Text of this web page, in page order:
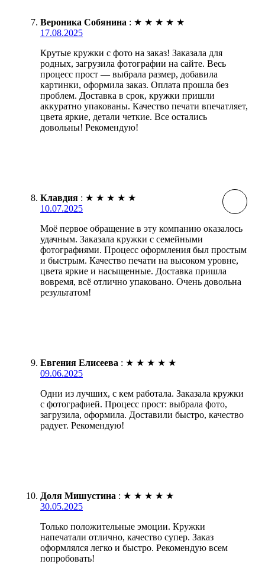
Вероника Собянина : ★ ★ ★ ★ ★
17.08.2025
Крутые кружки с фото на заказ! Заказала для
родных, загрузила фотографии на сайте. Весь
процесс прост — выбрала размер, добавила
картинки, оформила заказ. Оплата прошла без
проблем. Доставка в срок, кружки пришли
аккуратно упакованы. Качество печати впечатляет,
цвета яркие, детали четкие. Все остались
довольны! Рекомендую!
Клавдия : ★ ★ ★ ★ ★
10.07.2025
Моё первое обращение в эту компанию оказалось
удачным. Заказала кружки с семейными
фотографиями. Процесс оформления был простым
и быстрым. Качество печати на высоком уровне,
цвета яркие и насыщенные. Доставка пришла
вовремя, всё отлично упаковано. Очень довольна
результатом!
Евгения Елисеева : ★ ★ ★ ★ ★
09.06.2025
Одни из лучших, с кем работала. Заказала кружки
с фотографией. Процесс прост: выбрала фото,
загрузила, оформила. Доставили быстро, качество
радует. Рекомендую!
Доля Мишустина : ★ ★ ★ ★ ★
30.05.2025
Только положительные эмоции. Кружки
напечатали отлично, качество супер. Заказ
оформлялся легко и быстро. Рекомендую всем
попробовать!